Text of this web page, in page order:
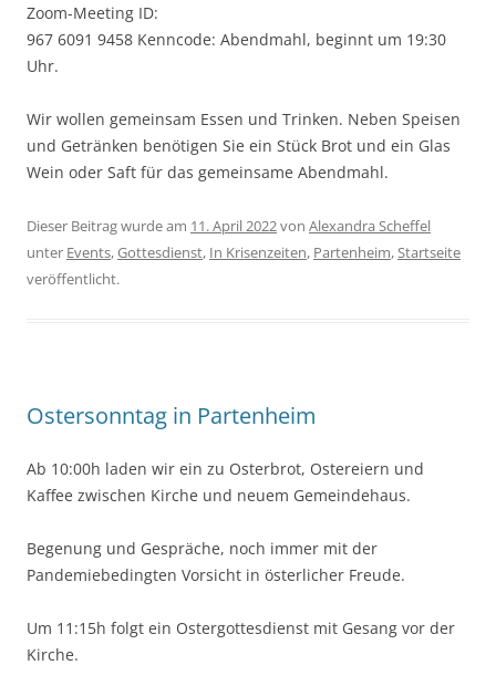
Zoom-Meeting ID:
967 6091 9458 Kenncode: Abendmahl, beginnt um 19:30
Uhr.
Wir wollen gemeinsam Essen und Trinken. Neben Speisen
und Getränken benötigen Sie ein Stück Brot und ein Glas
Wein oder Saft für das gemeinsame Abendmahl.
Dieser Beitrag wurde am 11. April 2022von Alexandra Scheffel
unter Events,Gottesdienst, In Krisenzeiten, Partenheim,Startseite
veröffentlicht.
Ostersonntag in Partenheim
Ab 10:00h laden wir ein zu Osterbrot, Ostereiern und
Kaffee zwischen Kirche und neuem Gemeindehaus.
Begenung und Gespräche, noch immer mit der
Pandemiebedingten Vorsicht in österlicher Freude.
Um 11:15h folgt ein Ostergottesdienst mit Gesang vor der
Kirche.